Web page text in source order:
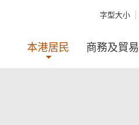
字型大小
本港居民 商務及貿易